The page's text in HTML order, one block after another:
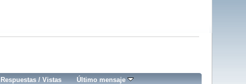
Respuestas /Vistas Último mensaje